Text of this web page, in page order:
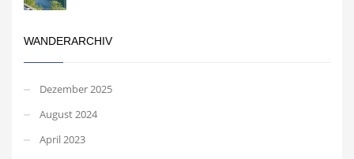
WANDERARCHIV
Dezember 2025
August 2024
April 2023